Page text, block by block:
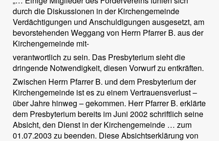
durch die Diskussionen in der Kirchengemeinde
Verdächtigungen und Anschuldigungen ausgesetzt, am
bevorstehenden Weggang von Herrn Pfarrer B. aus der
Kirchengemeinde mit-
verantwortlich zu sein. Das Presbyterium sieht die
dringende Notwendigkeit, diesen Vorwurf zu entkräften.
Zwischen Herrn Pfarrer B. und dem Presbyterium der
Kirchengemeinde ist es zu einem Vertrauensverlust –
über Jahre hinweg – gekommen. Herr Pfarrer B. erklärte
dem Presbyterium bereits im Juni 2002 schriftlich seine
Absicht, den Dienst in der Kirchengemeinde … zum
01.07.2003 zu beenden. Diese Absichtserklärung von